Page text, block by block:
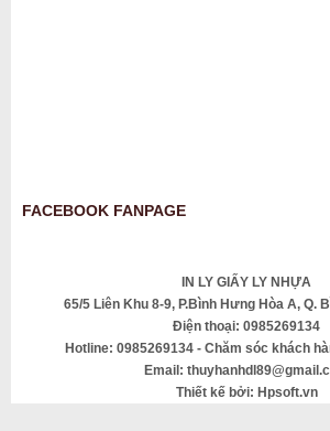
FACEBOOK FANPAGE
IN LY GIẤY LY NHỰA
65/5 Liên Khu 8-9, P.Bình Hưng Hòa A, Q.
Điện thoại: 0985269134
Hotline: 0985269134 - Chăm sóc khách
Email:
Thiết kế bởi: Hpsoft.vn